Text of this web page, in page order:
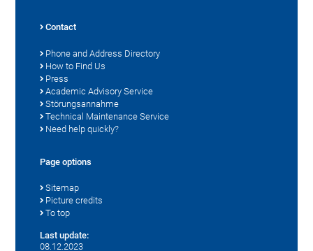
Contact
Phone and Address Directory
How to Find Us
Press
Academic Advisory Service
Störungsannahme
Technical Maintenance Service
Need help quickly?
Page options
Sitemap
Picture credits
To top
Last update:
08.12.2023